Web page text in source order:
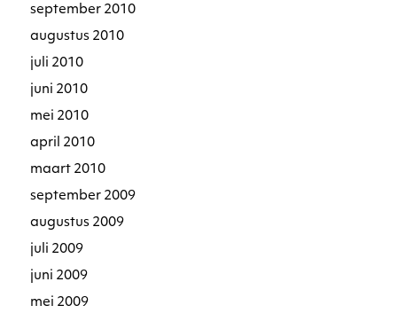
september 2010
augustus 2010
juli 2010
juni 2010
mei 2010
april 2010
maart 2010
september 2009
augustus 2009
juli 2009
juni 2009
mei 2009